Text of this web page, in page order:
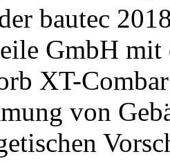
bautec
GmbH mit
XT-
von